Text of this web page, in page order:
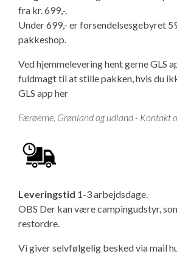
Isabella
GPDR - Optagelse af foto
GPDR - KG Camping
fra kr. 699,-.
Under 699,- er forsendelsesgebyret
pakkeshop.
Ved hjemmelevering hent gerne GLS
fuldmagt til at stille pakken, hvis du
GLS app her
Færøerne, Grønland og udland - Kontakt
Leveringstid 1-3 arbejdsdage.
OBS Der kan være campingudstyr,
restordre.
Vi giver selvfølgelig besked via mail